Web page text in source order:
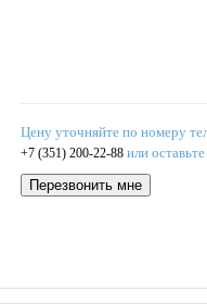
Цену уточняйте по номеру
+7 (351) 200-22-88 или
Перезвонить мне